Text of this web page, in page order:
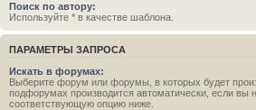
Поиск по автору:
Используйте * в качестве шаблона.
ПАРАМЕТРЫ ЗАПРОСА
Искать в форумах:
Выберите форум или форумы, в которых будет
подфорумах производится автоматически, если вы
соответствующую опцию ниже.